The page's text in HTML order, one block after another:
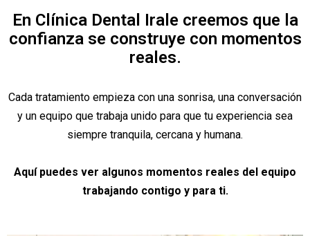
En Clínica Dental Irale creemos que la
confianza se construye con momentos
reales.
Cada tratamiento empieza con una sonrisa, una conversación
y un equipo que trabaja unido para que tu experiencia sea
siempre tranquila, cercana y humana.
Aquí puedes ver algunos momentos reales del equipo
trabajando contigo y para ti.